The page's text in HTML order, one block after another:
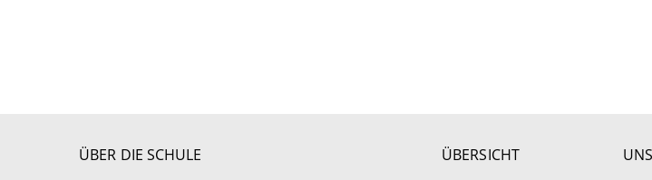
ÜBER DIE SCHULE ÜBERSICHT